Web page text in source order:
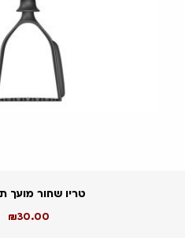
טריו שחור מועך
30.00
₪